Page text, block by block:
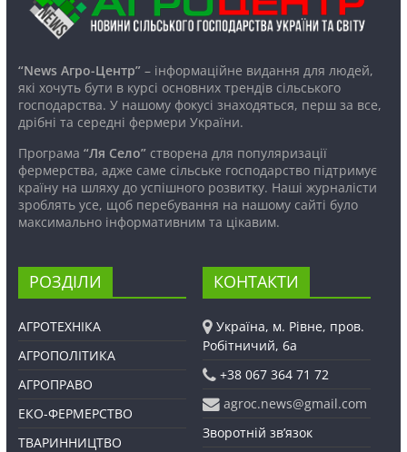
“News Агро-Центр”– інформаційне видання для людей,
які хочуть бути в курсі основних трендів сільського
господарства. У нашому фокусі знаходяться, перш за все,
дрібні та середні фермери України.
Програма “Ля Село”створена для популяризації
фермерства, адже саме сільське господарство підтримує
країну на шляху до успішного розвитку. Наші журналісти
зроблять усе, щоб перебування на нашому сайті було
максимально інформативним та цікавим.
РОЗДІЛИ
АГРОТЕХНІКА
АГРОПОЛІТИКА
АГРОПРАВО
ЕКО-ФЕРМЕРСТВО
ТВАРИННИЦТВО
КОНТАКТИ
Україна, м. Рівне, пров.
Робітничий, 6а
+38 067 364 71 72
agroc.news@gmail.com
Зворотній зв’язок